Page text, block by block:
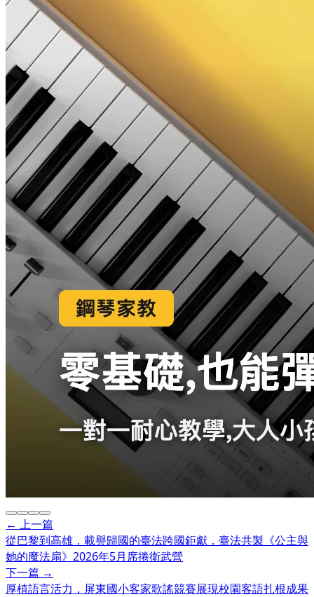
← 上一篇
從巴黎到高雄，載譽歸國的臺法跨國鉅獻，臺法共製《公主與
她的魔法扇》2026年5月席捲衛武營
下一篇 →
厚植語言活力，屏東國小客家歌謠競賽展現校園客語扎根成果